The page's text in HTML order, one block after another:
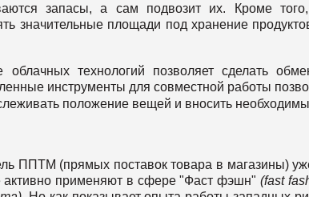
запасы, а сам подвозит их. Кроме
значительные площади под хранение
технологий позволяет сделать
инструменты для совместной работы
положение вещей и вносить
ППТМ (прямых поставок товара в магазины)
активно применяют в сфере "Фаст фэшн" (fast